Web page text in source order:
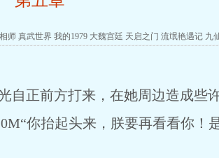
师 真武世界 我的1979 大魏宫廷 天启之门 流氓艳遇记 九
正前方打来，在她周边造成些
你抬起头来，朕要再看看你！